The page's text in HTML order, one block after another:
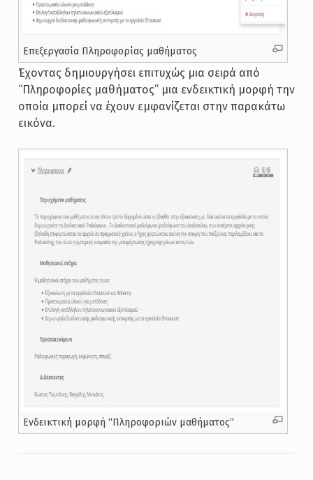
Επεξεργασία Πληροφορίας μαθήματος
Έχοντας δημιουργήσει επιτυχώς μια σειρά από
“Πληροφορίες μαθήματος” μια ενδεικτική μορφή την
οποία μπορεί να έχουν εμφανίζεται στην παρακάτω
εικόνα.
Ενδεικτική μορφή “Πληροφοριών μαθήματος”